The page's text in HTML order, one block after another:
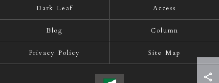
Dark Leaf Access
Blog Column
Privacy Policy Site Map